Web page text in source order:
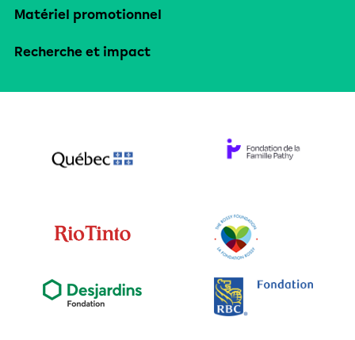
Matériel promotionnel
Recherche et impact